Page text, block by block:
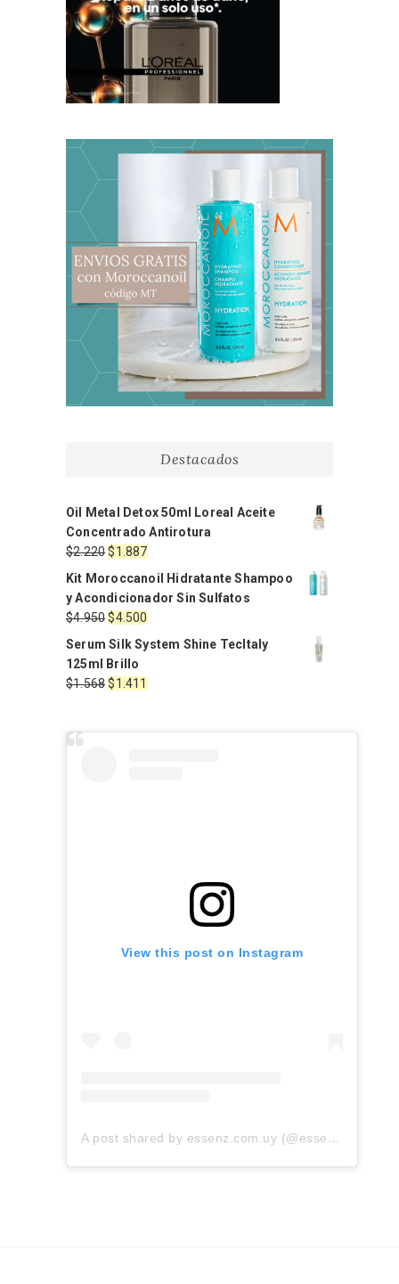
Destacados
Oil Metal Detox 50ml Loreal Aceite
Concentrado Antirotura
$2.220El
original
era:
$2.220.
$1.887El
precio
actual
es:
$1.887.
Kit Moroccanoil Hidratante Shampoo
y Acondicionador Sin Sulfatos
$4.950El
precio
original
era:
$4.950.
$4.500
precio
es:
$4.500.
Serum Silk System Shine TecItaly
125ml Brillo
$1.568El
$1.411
View this post on Instagram
A post shared by essenz.com.uy (@essenz.com.uy)